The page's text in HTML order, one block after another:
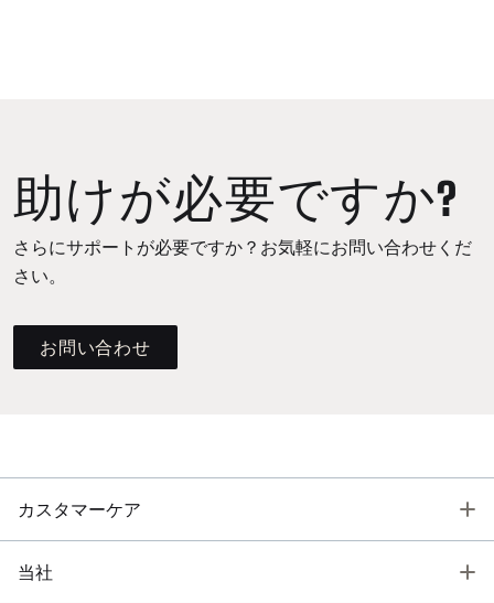
助けが必要ですか?
さらにサポートが必要ですか？お気軽にお問い合わせくだ
さい。
お問い合わせ
カスタマーケア
当社